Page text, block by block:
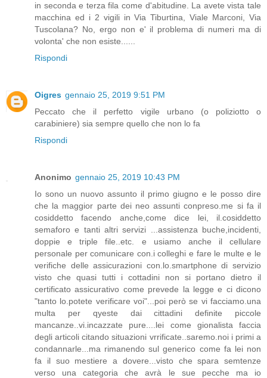
in seconda e terza fila come d'abitudine. La avete vista tale
macchina ed i 2 vigili in Via Tiburtina, Viale Marconi, Via
Tuscolana? No, ergo non e' il problema di numeri ma di
volonta' che non esiste......
Rispondi
Oigres gennaio 25, 2019 9:51 PM
Peccato che il perfetto vigile urbano (o poliziotto o
carabiniere) sia sempre quello che non lo fa
Rispondi
Anonimo gennaio 25, 2019 10:43 PM
Io sono un nuovo assunto il primo giugno e le posso dire
che la maggior parte dei neo assunti conpreso.me si fa il
cosiddetto facendo anche,come dice lei, il.cosiddetto
semaforo e tanti altri servizi ...assistenza buche,incidenti,
doppie e triple file..etc. e usiamo anche il cellulare
personale per comunicare con.i colleghi e fare le multe e le
verifiche delle assicurazioni con.lo.smartphone di servizio
visto che quasi tutti i cottadini non si portano dietro il
certificato assicurativo come prevede la legge e ci dicono
"tanto lo.potete verificare voi"...poi però se vi facciamo.una
multa per qyeste dai cittadini definite piccole
mancanze..vi.incazzate pure....lei come gionalista faccia
degli articoli citando situazioni vrrificate..saremo.noi i primi a
condannarle...ma rimanendo sul generico come fa lei non
fa il suo mestiere a dovere...visto che spara semtenze
verso una categoria che avrà le sue pecche ma io